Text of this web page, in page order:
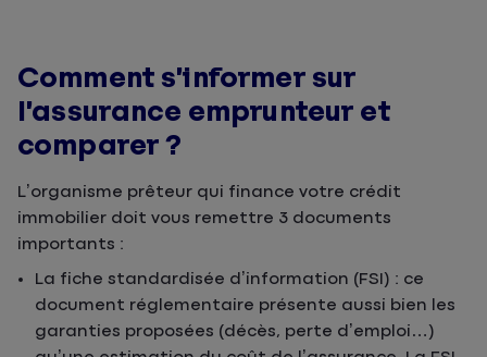
Comment s’informer sur
l’assurance emprunteur et
comparer ?
L’organisme prêteur qui finance votre crédit
immobilier doit vous remettre 3 documents
importants :
La fiche standardisée d’information (FSI) : ce
document réglementaire présente aussi bien les
garanties proposées (décès, perte d’emploi…)